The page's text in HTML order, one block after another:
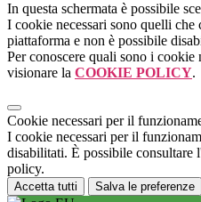
In questa schermata è possibile
I cookie necessari sono quelli
piattaforma e non è possibile
Per conoscere quali sono i cookie
visionare la COOKIE POLICY.
Cookie necessari per il
I cookie necessari per il
disabilitati. È possibile consultare
policy.
Accetta tutti Salva le preferenze